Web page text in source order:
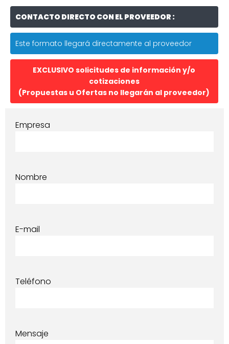
CONTACTO DIRECTO CON EL PROVEEDOR :
Este formato llegará directamente al proveedor
EXCLUSIVO solicitudes de información y/o
cotizaciones
(Propuestas u Ofertas no llegarán al proveedor)
Empresa
Nombre
E-mail
Teléfono
Mensaje